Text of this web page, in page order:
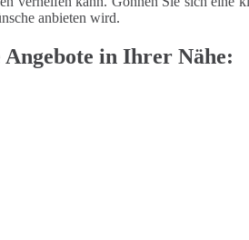
anbieten wird.
in Ihrer Nähe: